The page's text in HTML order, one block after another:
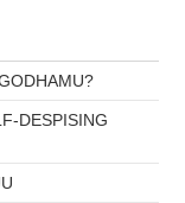
DESPISING